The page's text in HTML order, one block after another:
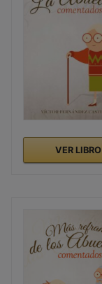
VER LIBRO